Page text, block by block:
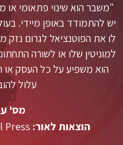
"משבר הוא שינוי פתאומי
יש להתמודד באופן מיידי.
לו את הפוטנציאל לגרום נזק
למוניטין שלו או לשורה
הוא משפיע על כל העסק או
עלול
מס'
הוצאות לאור: